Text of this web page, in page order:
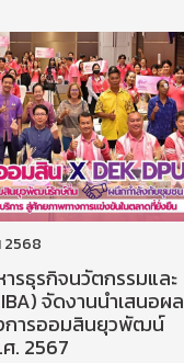
2568
รธุรกิจนวัตกรรมและ
จัดงานนำเสนอผล
การออมสินยุวพัฒน์
. 2567